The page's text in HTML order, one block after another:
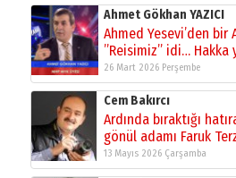
Erzurumspor’un köşe
29 Haziran 2026 Pazartesi
Kenan GÜLERCİ
Murat Şahsuvaroğlu
çıtayı yukarı taşırken,
yönetimdekiler aşağı
çekmemeli!
17 Şubat 2026 SalıOrhan BOZKURT